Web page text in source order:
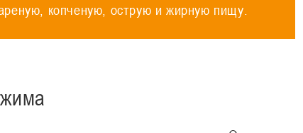
копченую, острую и жирную пищу.